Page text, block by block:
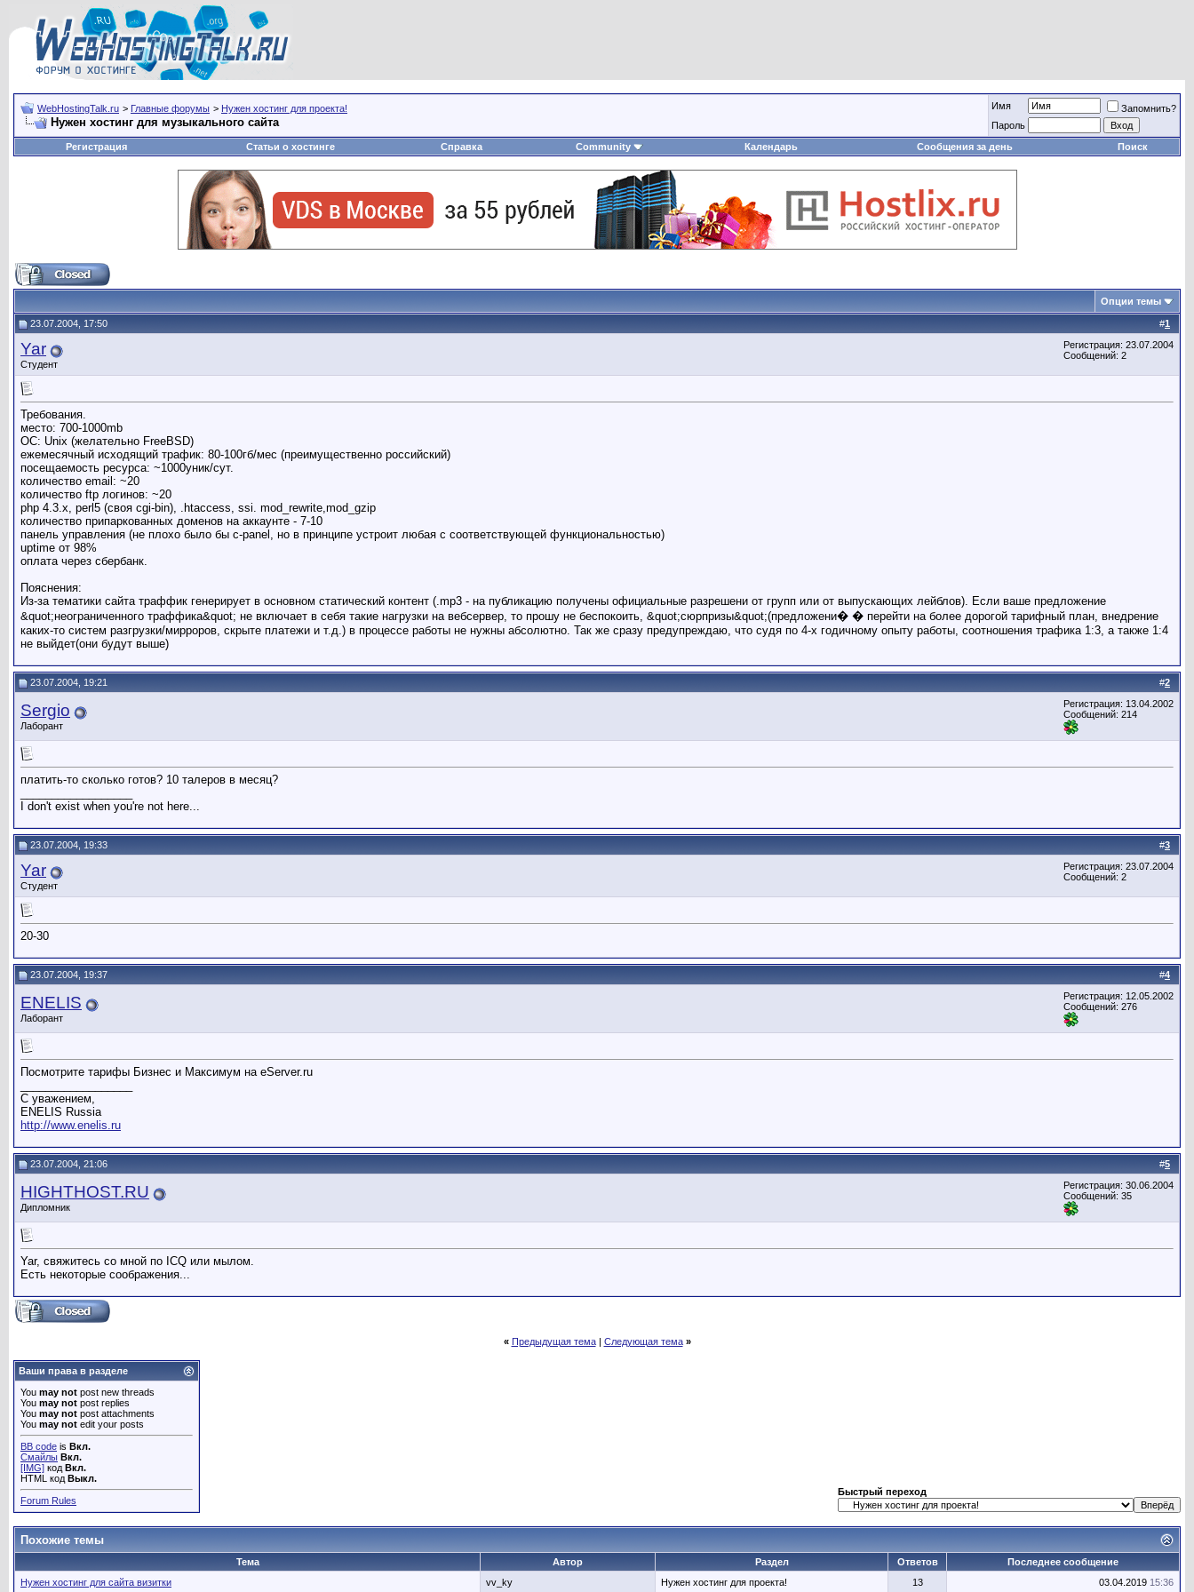
WebHostingTalk.ru > Главные форумы > Нужен хостинг для проекта!
Нужен хостинг для музыкального сайта
Имя
Запомнить?
Пароль
Регистрация
Статьи о хостинге Справка Community Календарь Сообщения за день Поиск
Опции темы
#1
23.07.2004, 17:50
Yar
Студент
Регистрация: 23.07.2004
Сообщений: 2
Требования.
место: 700-1000mb
ОС: Unix (желательно FreeBSD)
ежемесячный исходящий трафик: 80-100гб/мес (преимущественно российский)
посещаемость ресурса: ~1000уник/сут.
количество email: ~20
количество ftp логинов: ~20
php 4.3.x, perl5 (своя cgi-bin), .htaccess, ssi. mod_rewrite,mod_gzip
количество припаркованных доменов на аккаунте - 7-10
панель управления (не плохо было бы c-panel, но в принципе устроит любая с соответствующей функциональностью)
uptime от 98%
оплата через сбербанк.
Пояснения:
Из-за тематики сайта траффик генерирует в основном статический контент (.mp3 - на публикацию получены официальные разрешени от групп или от выпускающих лейблов). Если ваше предложение
&quot;неограниченного траффика&quot; не включает в себя такие нагрузки на вебсервер, то прошу не беспокоить, &quot;сюрпризы&quot;(предложени� � перейти на более дорогой тарифный план, внедрение
каких-то систем разгрузки/мирроров, скрыте платежи и т.д.) в процессе работы не нужны абсолютно. Так же сразу предупреждаю, что судя по 4-х годичному опыту работы, соотношения трафика 1:3, а также 1:4
не выйдет(они будут выше)
#2
23.07.2004, 19:21
Sergio
Лаборант
Регистрация: 13.04.2002
Сообщений: 214
платить-то сколько готов? 10 талеров в месяц?
I don't exist when you're not here...
#3
23.07.2004, 19:33
Yar
Студент
Регистрация: 23.07.2004
Сообщений: 2
20-30
#4
23.07.2004, 19:37
ENELIS
Лаборант
Регистрация: 12.05.2002
Сообщений: 276
Посмотрите тарифы Бизнес и Максимум на eServer.ru
С уважением,
ENELIS Russia
http://www.enelis.ru
#5
23.07.2004, 21:06
HIGHTHOST.RU
Дипломник
Регистрация: 30.06.2004
Сообщений: 35
Yar, свяжитесь со мной по ICQ или мылом.
Есть некоторые соображения...
« Предыдущая тема| Следующая тема »
Ваши права в разделе
You may not post new threads
You may not post replies
You may not post attachments
You may not edit your posts
BB code is Вкл.
Смайлы Вкл.
[IMG] код Вкл.
HTML код Выкл.
Forum Rules
Быстрый переход
Похожие темы
Тема Автор Раздел Ответов
Последнее сообщение
Нужен хостинг для сайта визитки
vv_ky Нужен хостинг для проекта! 13 03.04.2019 15:36